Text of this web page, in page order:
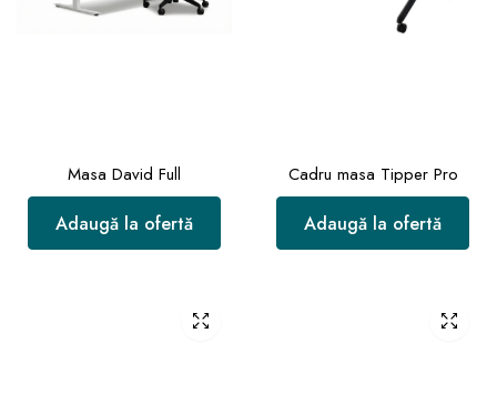
Masa David Full
Adaugă la ofertă
Cadru masa Tipper Pro
Adaugă la ofertă